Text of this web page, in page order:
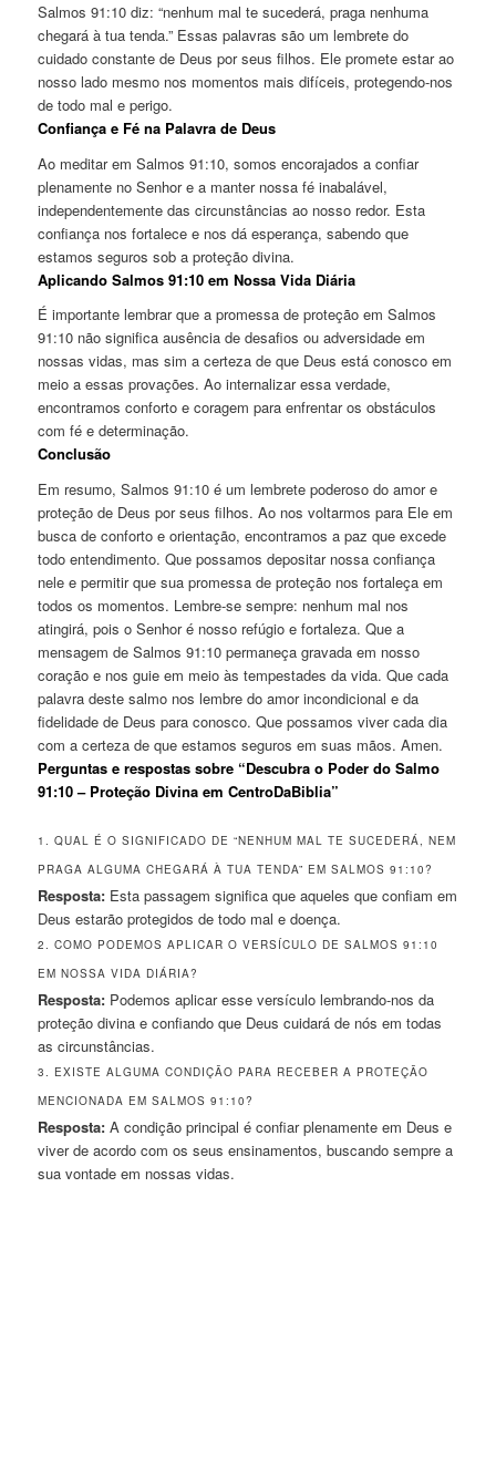
Salmos 91:10 diz: “nenhum mal te sucederá, praga nenhuma
chegará à tua tenda.” Essas palavras são um lembrete do
cuidado constante de Deus por seus filhos. Ele promete estar ao
nosso lado mesmo nos momentos mais difíceis, protegendo-nos
de todo mal e perigo.
Confiança e Fé na Palavra de Deus
Ao meditar em Salmos 91:10, somos encorajados a confiar
plenamente no Senhor e a manter nossa fé inabalável,
independentemente das circunstâncias ao nosso redor. Esta
confiança nos fortalece e nos dá esperança, sabendo que
estamos seguros sob a proteção divina.
Aplicando Salmos 91:10 em Nossa Vida Diária
É importante lembrar que a promessa de proteção em Salmos
91:10 não significa ausência de desafios ou adversidade em
nossas vidas, mas sim a certeza de que Deus está conosco em
meio a essas provações. Ao internalizar essa verdade,
encontramos conforto e coragem para enfrentar os obstáculos
com fé e determinação.
Conclusão
Em resumo, Salmos 91:10 é um lembrete poderoso do amor e
proteção de Deus por seus filhos. Ao nos voltarmos para Ele em
busca de conforto e orientação, encontramos a paz que excede
todo entendimento. Que possamos depositar nossa confiança
nele e permitir que sua promessa de proteção nos fortaleça em
todos os momentos. Lembre-se sempre: nenhum mal nos
atingirá, pois o Senhor é nosso refúgio e fortaleza. Que a
mensagem de Salmos 91:10 permaneça gravada em nosso
coração e nos guie em meio às tempestades da vida. Que cada
palavra deste salmo nos lembre do amor incondicional e da
fidelidade de Deus para conosco. Que possamos viver cada dia
com a certeza de que estamos seguros em suas mãos. Amen.
Perguntas e respostas sobre “Descubra o Poder do Salmo
91:10 – Proteção Divina em CentroDaBiblia”
1. QUAL É O SIGNIFICADO DE “NENHUM MAL TE SUCEDERÁ, NEM
PRAGA ALGUMA CHEGARÁ À TUA TENDA” EM SALMOS 91:10?
Resposta: Esta passagem significa que aqueles que confiam em
Deus estarão protegidos de todo mal e doença.
2. COMO PODEMOS APLICAR O VERSÍCULO DE SALMOS 91:10
EM NOSSA VIDA DIÁRIA?
Resposta: Podemos aplicar esse versículo lembrando-nos da
proteção divina e confiando que Deus cuidará de nós em todas
as circunstâncias.
3. EXISTE ALGUMA CONDIÇÃO PARA RECEBER A PROTEÇÃO
MENCIONADA EM SALMOS 91:10?
Resposta: A condição principal é confiar plenamente em Deus e
viver de acordo com os seus ensinamentos, buscando sempre a
sua vontade em nossas vidas.